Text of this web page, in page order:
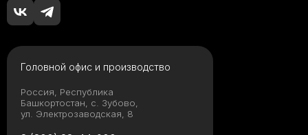
Головной офис и производство
Россия, Республика
Башкортостан, с. Зубово,
ул. Электрозаводская, 8